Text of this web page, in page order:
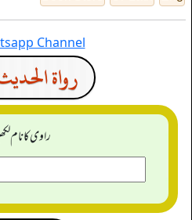
Channel
رواة
راوی کا نام